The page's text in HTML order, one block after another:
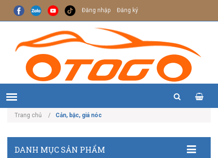
Đăng nhập Đăng ký
Trang chủ Cản, bậc, giá nóc
DANH MỤC SẢN PHẨM